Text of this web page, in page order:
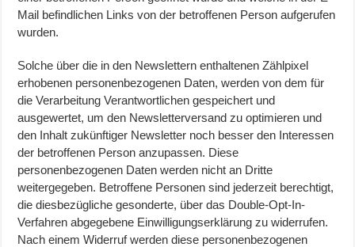
Mail befindlichen Links von der betroffenen Person aufgerufen
wurden.
Solche über die in den Newslettern enthaltenen Zählpixel
erhobenen personenbezogenen Daten, werden von dem für
die Verarbeitung Verantwortlichen gespeichert und
ausgewertet, um den Newsletterversand zu optimieren und
den Inhalt zukünftiger Newsletter noch besser den Interessen
der betroffenen Person anzupassen. Diese
personenbezogenen Daten werden nicht an Dritte
weitergegeben. Betroffene Personen sind jederzeit berechtigt,
die diesbezügliche gesonderte, über das Double-Opt-In-
Verfahren abgegebene Einwilligungserklärung zu widerrufen.
Nach einem Widerruf werden diese personenbezogenen